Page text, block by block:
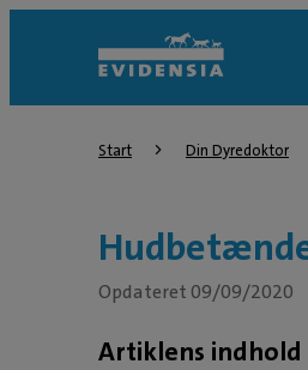
Start Din Dyredoktor
Opdateret 09/09/2020
Artiklens indhold